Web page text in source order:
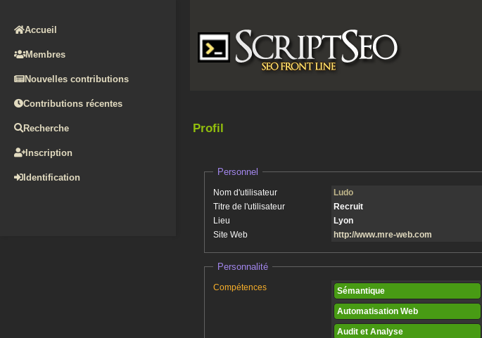
Accueil
Membres
Nouvelles contributions
Contributions récentes
Recherche
Inscription
Identification
Profil
Personnel
Nom d'utilisateur
Ludo
Titre de l'utilisateur
Recruit
Lieu
Lyon
Site Web
http://www.mre-web.com
Personnalité
Compétences Sémantique
Automatisation Web
Audit et Analyse